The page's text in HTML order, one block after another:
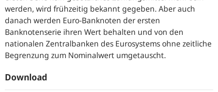
werden, wird frühzeitig bekannt gegeben. Aber auch
danach werden Euro-Banknoten der ersten
Banknotenserie ihren Wert behalten und von den
nationalen Zentralbanken des Eurosystems ohne zeitliche
Begrenzung zum Nominalwert umgetauscht.
Download